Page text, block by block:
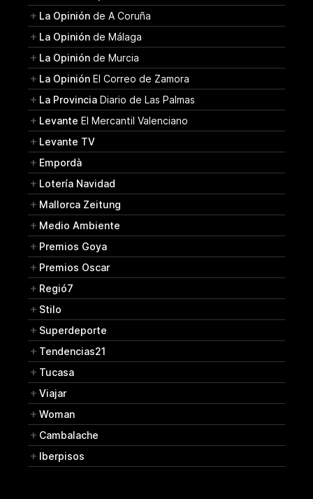
La Opinión de A Coruña
La Opinión de Málaga
La Opinión de Murcia
La Opinión El Correo de Zamora
La Provincia Diario de Las Palmas
Levante El Mercantil Valenciano
Levante TV
Empordà
Lotería Navidad
Mallorca Zeitung
Medio Ambiente
Premios Goya
Premios Oscar
Regió7
Stilo
Superdeporte
Tendencias21
Tucasa
Viajar
Woman
Cambalache
Iberpisos